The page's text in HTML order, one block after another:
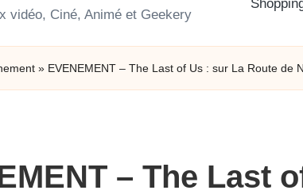
vidéo, Ciné, Animé et Geekery
» EVENEMENT – The Last of Us : sur La Route de
– The Last